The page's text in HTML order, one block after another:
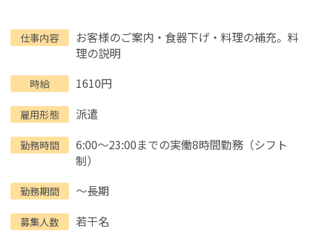
仕事内容
お客様のご案内・食器下げ・料理の補充。料
理の説明
時給 1610円
雇用形態 派遣
勤務時間
6:00～23:00までの実働8時間勤務（シフト
制）
勤務期間 ～長期
募集人数 若干名